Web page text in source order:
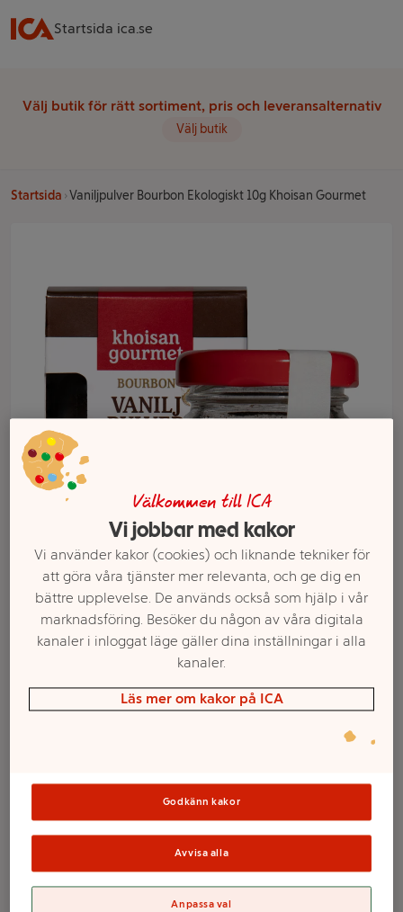
Startsida ica.se
Välj butik för rätt sortiment, pris och leveransalternativ
Välj butik
Startsida Vaniljpulver Bourbon Ekologiskt 10g Khoisan Gourmet
Bourbon
Ekologiskt 10g
Khoisan Gourmet
Välj butik och handla
Sortimentet kan variera mellan butikerna
Välkommen till ICA
Vi jobbar med kakor
Vi använder kakor (cookies) och liknande tekniker för
att göra våra tjänster mer relevanta, och ge dig en
bättre upplevelse. De används också som hjälp i vår
marknadsföring. Besöker du någon av våra digitala
kanaler i inloggat läge gäller dina inställningar i alla
kanaler.
Läs mer om kakor på ICA
Godkänn kakor
Avvisa alla
Anpassa val